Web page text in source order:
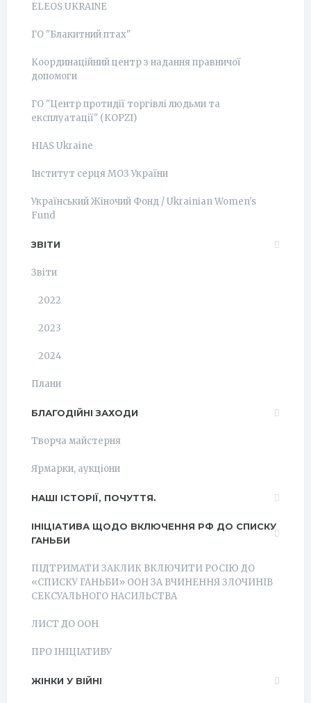
ELEOS UKRAINE
ГО "Блакитний птах"
Координаційний центр з надання правничої
допомоги
ГО "Центр протидії торгівлі людьми та
експлуатації" (КОРZI)
HIAS Ukraine
Інститут серця МОЗ України
Український Жіночий Фонд / Ukrainian Women's
Fund
ЗВІТИ
Звіти
2022
2023
2024
Плани
БЛАГОДІЙНІ ЗАХОДИ
Творча майстерня
Ярмарки, аукціони
НАШІ ІСТОРІЇ, ПОЧУТТЯ.
ІНІЦІАТИВА ЩОДО ВКЛЮЧЕННЯ РФ ДО СПИСКУ
ГАНЬБИ
ПІДТРИМАТИ ЗАКЛИК ВКЛЮЧИТИ РОСІЮ ДО
«СПИСКУ ГАНЬБИ» ООН ЗА ВЧИНЕННЯ ЗЛОЧИНІВ
СЕКСУАЛЬНОГО НАСИЛЬСТВА
ЛИСТ ДО ООН
ПРО ІНІЦІАТИВУ
ЖІНКИ У ВІЙНІ